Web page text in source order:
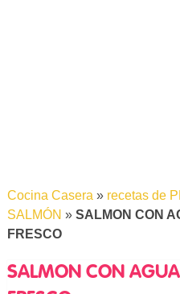
Cocina Casera» recetas de
SALMÓN » SALMON CON
FRESCO
SALMON CON